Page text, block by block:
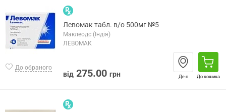
До обраного
Левомак табл. в/о 500мг №5
Маклеодс (Індія)
ЛЕВОМАК
від 275.00 грн Де є До кошика